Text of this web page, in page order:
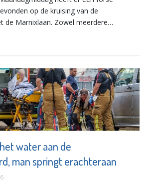
op de kruising van de
de Marnixlaan. Zowel meerdere
ongeval....
water aan de
man springt erachteraan